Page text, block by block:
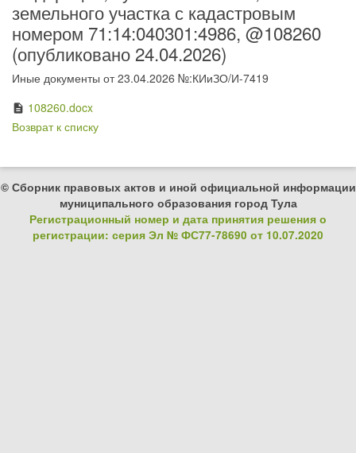
земельного участка с кадастровым
номером 71:14:040301:4986, @108260
(опубликовано 24.04.2026)
Иные документы от 23.04.2026 №:КИиЗО/И-7419
description 108260.docx
Возврат к списку
© Сборник правовых актов и иной официальной информации
муниципального образования город Тула
Регистрационный номер и дата принятия решения о
регистрации: серия Эл № ФС77-78690 от 10.07.2020